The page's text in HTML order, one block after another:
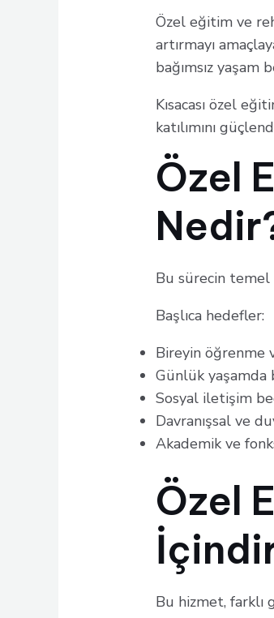
Özel eğitim ve
artırmayı
bağımsız
Kısacası özel
katılımını
Özel
Bu sürecin temel
Başlıca hedefler:
Bireyin öğrenme
Günlük yaşamda
Sosyal iletişim
Davranışsal ve
Akademik ve
Özel
Bu hizmet, farklı